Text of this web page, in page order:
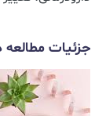
جزئیات مطالعه